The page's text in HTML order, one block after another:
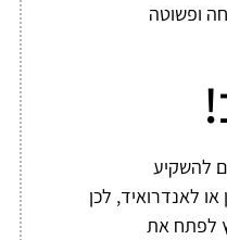
ופשוטה
להשקיע
לאנדרואיד, לכן
לפתח את